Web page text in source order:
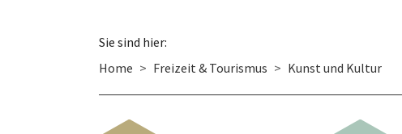
Sie sind hier:
Home
Freizeit & Tourismus Kunst und Kultur